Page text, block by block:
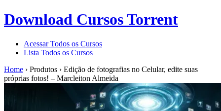
Download Cursos Torrent
Acessar Todos os Cursos
Lista Todos os Cursos
Home › Produtos › Edição de fotografias no Celular, edite suas
próprias fotos! – Marcleiton Almeida